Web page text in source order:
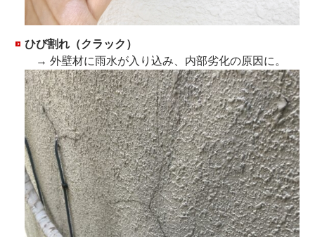
ひび割れ（クラック）
→ 外壁材に雨水が入り込み、内部劣化の原因に。